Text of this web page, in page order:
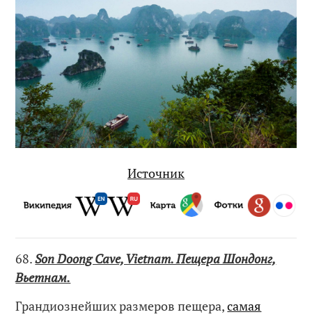
Источник
68.Son Doong Cave, Vietnam. Пещера Шондонг,
Вьетнам.
Грандиознейших размеров пещера,самая